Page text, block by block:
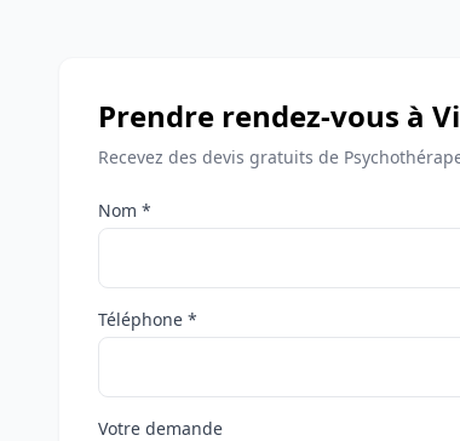
Prendre rendez-vous à
Recevez des devis gratuits de
Nom *
Téléphone *
Votre demande